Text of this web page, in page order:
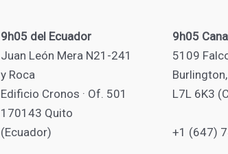
9h05 del Ecuador
Juan León Mera N21-241
y Roca
Edificio Cronos · Of. 501
170143 Quito
(Ecuador)
9h05
5109
L7L 6K3
+1 (647)